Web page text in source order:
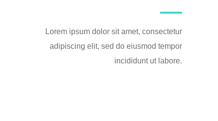
Lorem ipsum dolor sit amet, consectetur
adipiscing elit, sed do eiusmod tempor
incididunt ut labore.